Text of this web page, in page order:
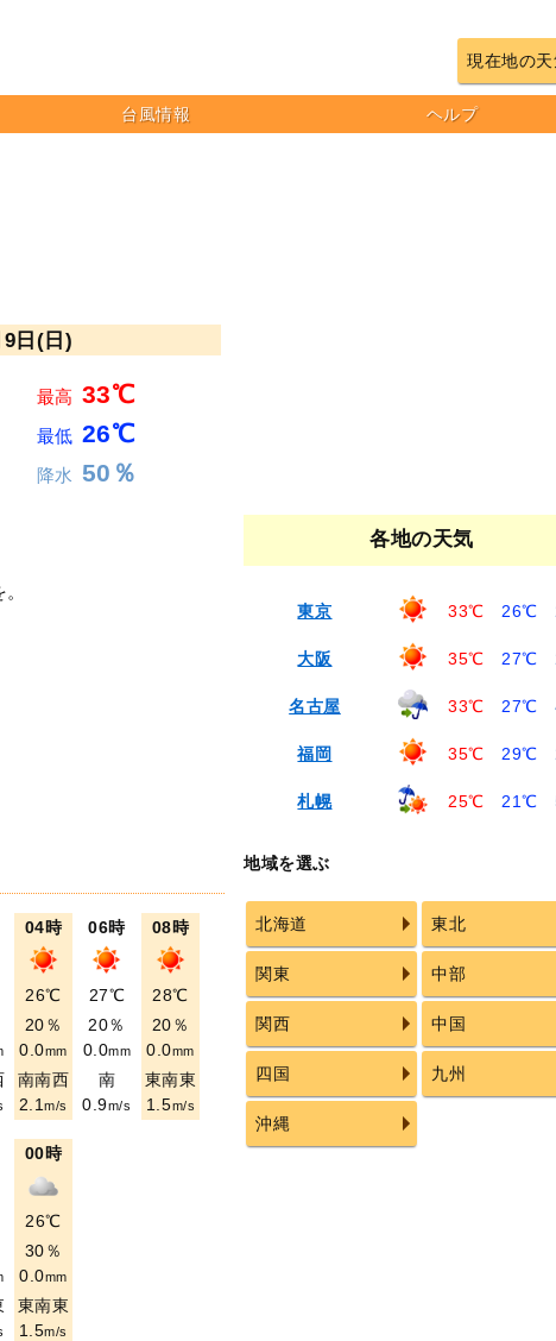
現在地の
台風情報 ヘルプ
9日(日)
最高 33℃
最低 26℃
降水 50％
04時
26℃
20％
0.0mm
南南西
2.1m/s
06時
27℃
20％
0.0mm
南
0.9m/s
08時
28℃
20％
0.0mm
東南東
1.5m/s
00時
26℃
30％
0.0mm
東南東
1.5m/s
各地の天気
東京 33℃ 26℃
大阪 35℃ 27℃
名古屋 33℃ 27℃
福岡 35℃ 29℃
札幌 25℃ 21℃
地域を選ぶ
北海道 東北
関東 中部
関西 中国
四国 九州
沖縄